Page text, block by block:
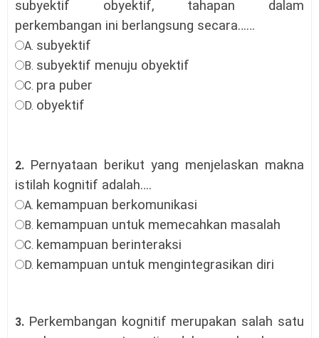
subyektif obyektif, tahapan dalam
perkembangan ini berlangsung secara……
A. subyektif
B. subyektif menuju obyektif
C. pra puber
D. obyektif
2. Pernyataan berikut yang menjelaskan makna
istilah kognitif adalah….
A. kemampuan berkomunikasi
B. kemampuan untuk memecahkan masalah
C. kemampuan berinteraksi
D. kemampuan untuk mengintegrasikan diri
3. Perkembangan kognitif merupakan salah satu